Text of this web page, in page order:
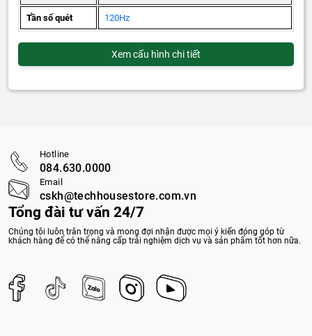
Tần số quét 120Hz
Xem cấu hình chi tiết
Tổng đài tư vấn 24/7
Chúng tôi luôn trân trọng và mong đợi nhận được mọi ý kiến đóng góp từ
khách hàng để có thể nâng cấp trải nghiệm dịch vụ và sản phẩm tốt hơn nữa.
Hotline
084.630.0000
Email
cskh@techhousestore.com.vn